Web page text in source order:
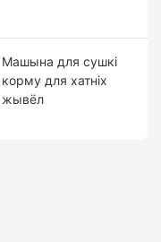
Машына для сушкі
корму для хатніх
жывёл